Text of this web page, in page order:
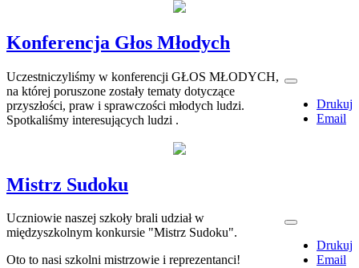
Konferencja Głos Młodych
Drukuj
Email
Uczestniczyliśmy w konferencji GŁOS MŁODYCH,
na której poruszone zostały tematy dotyczące
przyszłości, praw i sprawczości młodych ludzi.
Spotkaliśmy interesujących ludzi .
Mistrz Sudoku
Drukuj
Email
Uczniowie naszej szkoły brali udział w
międzyszkolnym konkursie "Mistrz Sudoku".
Oto to nasi szkolni mistrzowie i reprezentanci!